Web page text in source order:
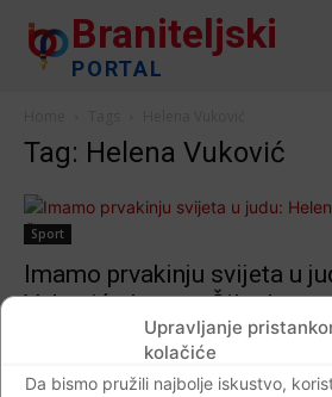
Upravljanje
kolačiće
Da bismo pružili najbolje iskustvo,
Braniteljski
PORTAL
Tag: Helena Vuković
Sport
Imamo prvakinju svijeta u
Vuković zlatna u Čileu!
Braniteljski portal - 14.08.2017